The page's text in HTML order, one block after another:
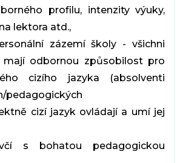
profilu, intenzity výuky,
lektora atd.,
zázemí školy - všichni
mají odbornou způsobilost pro
cizího jazyka (absolventi
pedagogických
cizí jazyk ovládají a umí jej
s bohatou pedagogickou